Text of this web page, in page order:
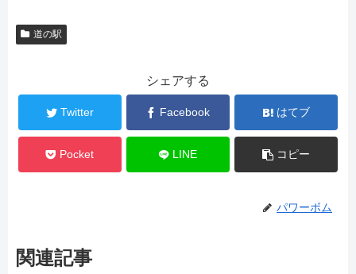
道の駅
シェアする
Twitter Facebook はてブ
Pocket LINE コピー
パワーボム
関連記事